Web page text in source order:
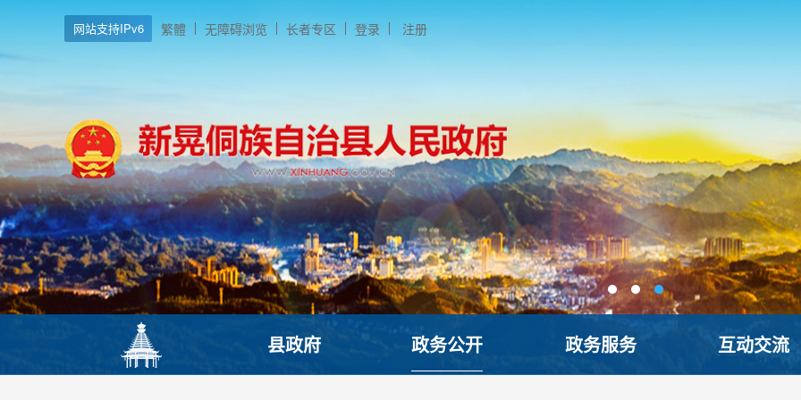
网站支持IPv6 繁體 无障碍浏览 长者专区 登录 注册
县政府 政务公开 政务服务 互动交流